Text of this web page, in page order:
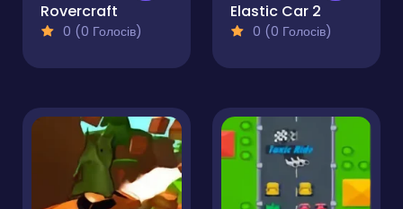
Rovercraft
0 (0 Голосів)
Elastic Car 2
0 (0 Голосів)